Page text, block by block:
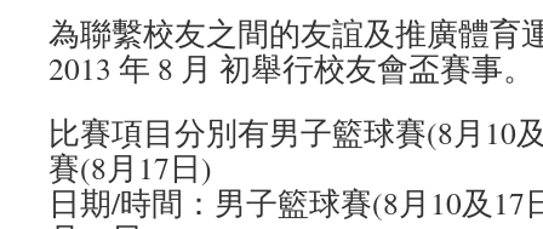
為聯繫校友之間的友誼及推廣體育
2013 年 8 月 初舉行校友會盃賽事。
比賽項目分別有男子籃球賽(8月10
賽(8月17日)
日期/時間：男子籃球賽(8月10及17